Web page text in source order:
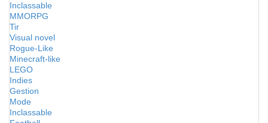
Inclassable
MMORPG
Tir
Visual novel
Rogue-Like
Minecraft-like
LEGO
Indies
Gestion
Mode
Inclassable